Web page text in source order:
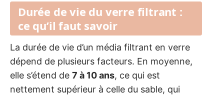
Durée de vie du verre filtrant :
ce qu’il faut savoir
La durée de vie d’un média filtrant en verre
dépend de plusieurs facteurs. En moyenne,
elle s’étend de 7 à 10 ans, ce qui est
nettement supérieur à celle du sable, qui